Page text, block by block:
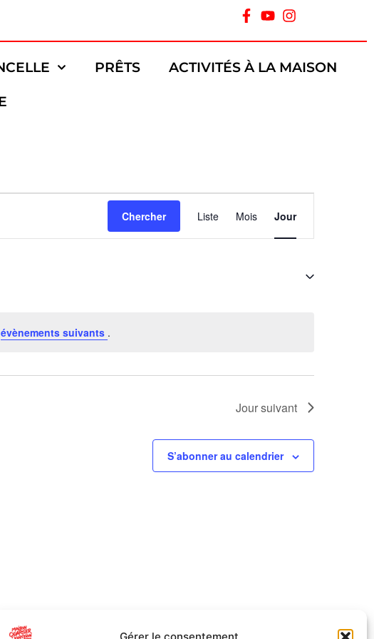
PRÊTS ACTIVITÉS À LA MAISON
évènements suivants .
Chercher
de
Évènement
Liste Mois Jour
Jour suivant
S’abonner au calendrier